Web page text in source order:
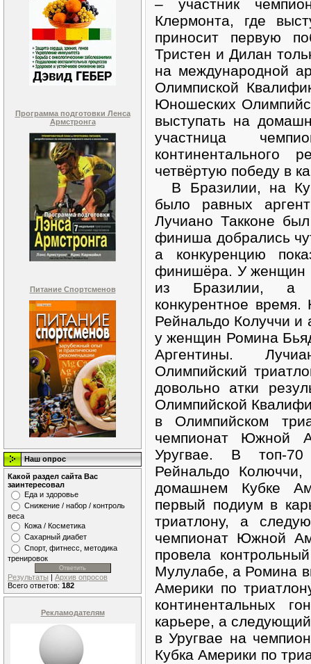
Программа подготовки Ленса
Армстронга
Питание Спортсменов
Наш опрос
Какой раздел сайта Вас
заинтересовал
Еда и здоровье
Снижение / набор / контроль
веса
Кожа / Косметика
Сахарный диабет
Спорт, фитнесс, методика
тренировок
Результаты | Архив опросов
Всего ответов: 182
Рекламодателям
– участник
Клермонта, где
приносит первую
Тристен и Дилан
на международной
Олимпиской
Юношеских
выступать на
участница
континентального
четвёртую победу в
В Бразилии, на
было равных
Лучиано Такконе
финиша добрались
а конкуренцию
финишёра. У женщин
из Бразилии, а
конкурентное
Рейнальдо Колуччи
у женщин Ромина
Аргентины.
Олимпийский
довольно атки
Олимпийской
в Олимпийском
чемпионат Южной
Уругвае. В топ-70
Рейнальдо
домашнем Кубке
первый подиум в
триатлону, а
чемпионат Южной
провела
Мулулабе, а Ромина
Америки по
континентальных
карьере, а
в Уругвае на
Кубка Америки по